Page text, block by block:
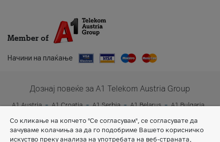
Member of
Начини на плаќање
Дознај повеќе за A1 Telekom Austria Group
A1 Austria A1 Croatia A1 Serbia A1 Belarus
A1 Bulgaria
Со кликање на копчето "Се согласувам", се согласувате да
зачуваме колачиња за да го подобриме Вашето корисничко
искуство преку анализа на употребата на веб-страната,